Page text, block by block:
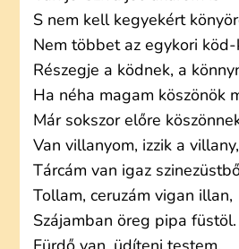
S nem kell kegyekért
Nem többet az egykori köd-
Részegje a ködnek, a
Ha néha magam köszönök
Már sokszor előre
Van villanyom, izzik a villany,
Tárcám van igaz
Tollam, ceruzám vigan illan,
Szájamban öreg pipa füstöl.